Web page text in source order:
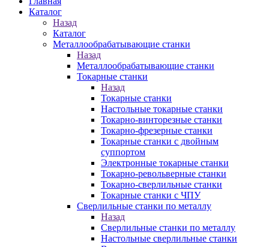
Каталог
Назад
Каталог
Металлообрабатывающие станки
Назад
Металлообрабатывающие станки
Токарные станки
Назад
Токарные станки
Настольные токарные станки
Токарно-винторезные станки
Токарно-фрезерные станки
Токарные станки с двойным
суппортом
Электронные токарные станки
Токарно-револьверные станки
Токарно-сверлильные станки
Токарные станки с ЧПУ
Сверлильные станки по металлу
Назад
Сверлильные станки по металлу
Настольные сверлильные станки